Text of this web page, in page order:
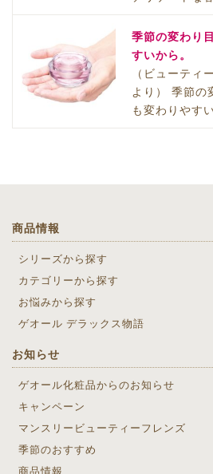
季節の変わり
すいから。
（ビューティ
より） 季節の
も変わりやす
商品情報
シリーズから探す
カテゴリーから探す
お悩みから探す
ゲオール デラックス物語
お知らせ
ゲオール化粧品からのお知らせ
キャンペーン
マンスリービューティーフレンズ
季節のおすすめ
商品情報